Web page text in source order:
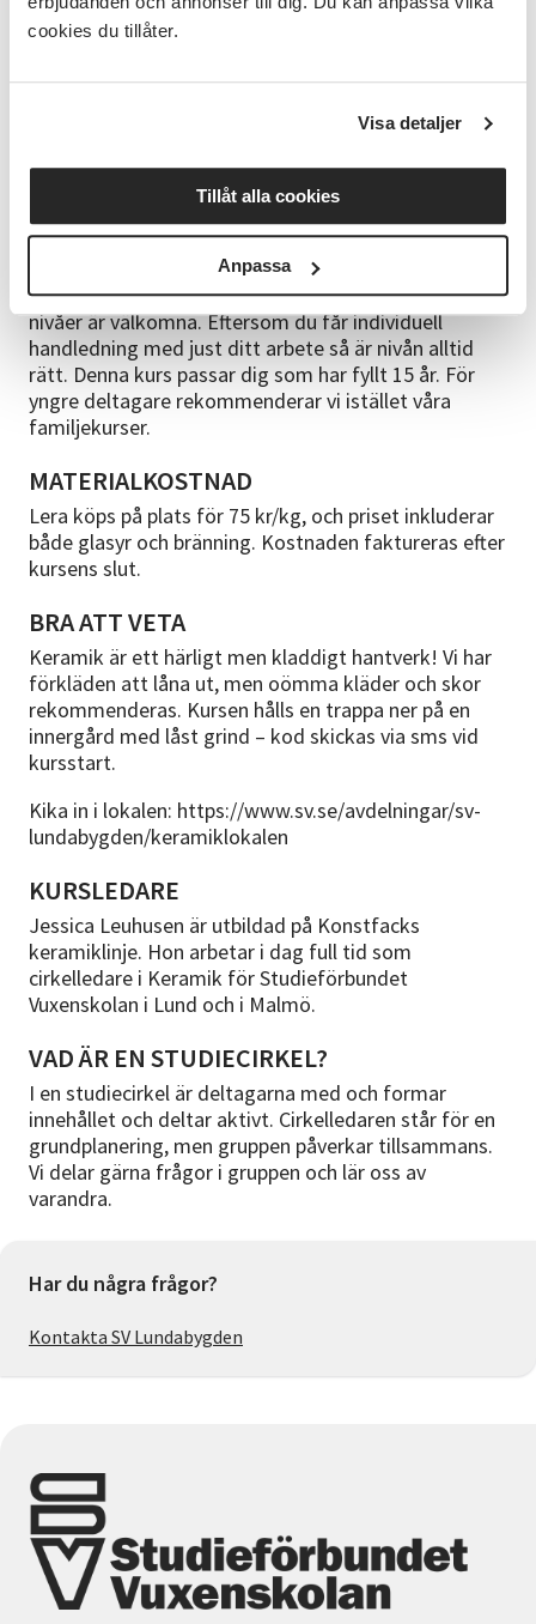
cookies du tillåter.
Visa detaljer
Tillåt alla cookies
Anpassa
Putsning och eventuellt dekorinristning
Glasyrbränning
Keramikkurserna kräver inga förkunskaper – alla
nivåer är välkomna. Eftersom du får individuell
handledning med just ditt arbete så är nivån alltid
rätt. Denna kurs passar dig som har fyllt 15 år. För
yngre deltagare rekommenderar vi istället våra
familjekurser.
MATERIALKOSTNAD
Lera köps på plats för 75 kr/kg, och priset inkluderar
både glasyr och bränning. Kostnaden faktureras efter
kursens slut.
BRA ATT VETA
Keramik är ett härligt men kladdigt hantverk! Vi har
förkläden att låna ut, men oömma kläder och skor
rekommenderas. Kursen hålls en trappa ner på en
innergård med låst grind – kod skickas via sms vid
kursstart.
Kika in i lokalen: https://www.sv.se/avdelningar/sv-
lundabygden/keramiklokalen
KURSLEDARE
Jessica Leuhusen är utbildad på Konstfacks
keramiklinje. Hon arbetar i dag full tid som
cirkelledare i Keramik för Studieförbundet
Vuxenskolan i Lund och i Malmö.
VAD ÄR EN STUDIECIRKEL?
I en studiecirkel är deltagarna med och formar
innehållet och deltar aktivt. Cirkelledaren står för en
grundplanering, men gruppen påverkar tillsammans.
Vi delar gärna frågor i gruppen och lär oss av
varandra.
Har du några frågor?
Kontakta SV Lundabygden